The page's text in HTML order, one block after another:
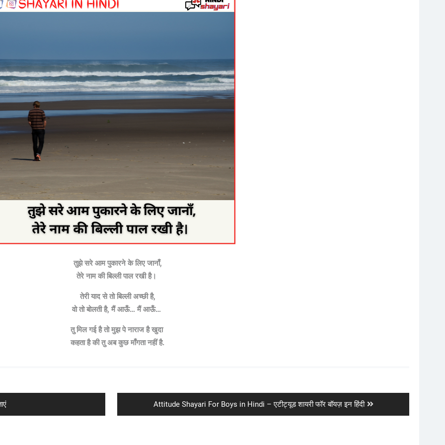
तुझे सरे आम पुकारने के लिए जानाँ,
तेरे नाम की बिल्ली पाल रखी है।
तेरी याद से तो बिल्ली अच्छी है,
वो तो बोलती है, मैं आऊँ… मैं आऊँ…
तु मिल गई है तो मुझ पे नाराज है खुदा
कहता है की तु अब कुछ माँगता नहीं है.
Next
post:
Attitude Shayari For Boys in Hindi – एटीट्यूड शायरी फॉर बॉयज़ इन हिंदी